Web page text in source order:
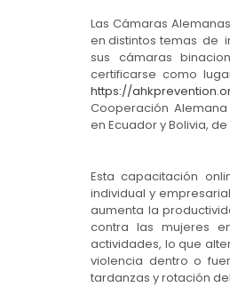
Las Cámaras
en distintos temas de
sus cámaras
certificarse como
https://
Cooperación
en Ecuador y Bolivia,
Esta capacitación
individual y
aumenta la
contra las mujeres
actividades, lo que
violencia dentro o
tardanzas y rotación